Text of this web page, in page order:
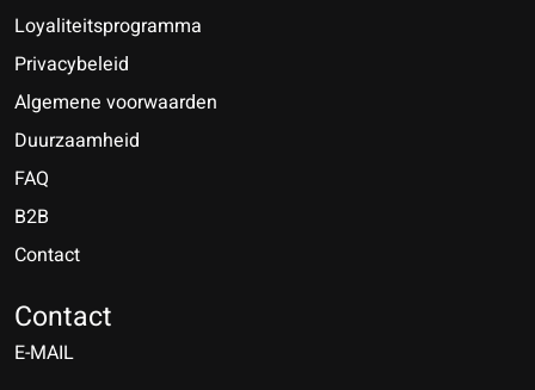
Loyaliteitsprogramma
Privacybeleid
Algemene voorwaarden
Duurzaamheid
FAQ
B2B
Contact
Contact
E-MAIL